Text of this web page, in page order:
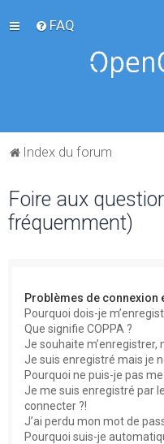
FAQ
Index du forum
Foire aux
fréquemment)
Problèmes de connexion
Pourquoi dois-je
Que signifie COPPA ?
Je souhaite m’enregistrer,
Je suis enregistré mais je
Pourquoi ne puis-je pas
Je me suis enregistré par
connecter ?!
J’ai perdu mon mot de
Pourquoi suis-je